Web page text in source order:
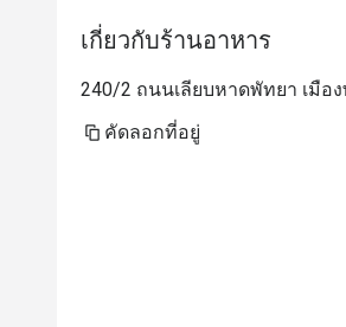
เกี่ยวกับร้านอาหาร
240/2 ถนนเลียบหาดพัทยา เมือ
คัดลอกที่อยู่